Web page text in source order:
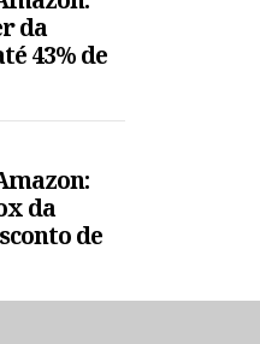
da
43% de
da
de